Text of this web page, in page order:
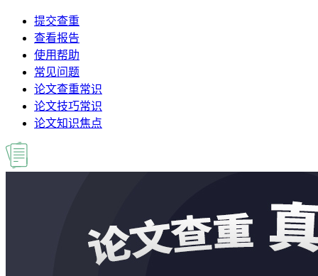
提交查重
查看报告
使用帮助
常见问题
论文查重常识
论文技巧常识
论文知识焦点